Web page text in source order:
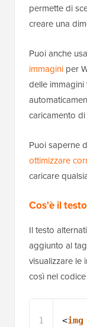
permette di
creare una
Puoi anche
immagini per
delle
caricamento
Puoi saperne
ottimizzare
caricare
Cos'è il
Il testo
aggiunto al tag
visualizzare le
così nel
1 <img